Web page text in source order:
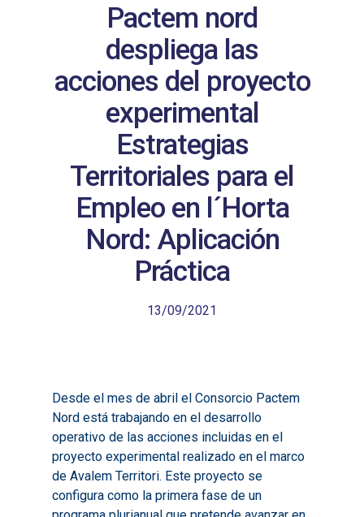
Pactem nord
despliega las
acciones del proyecto
experimental
Estrategias
Territoriales para el
Empleo en l´Horta
Nord: Aplicación
Práctica
13/09/2021
Desde el mes de abril el Consorcio Pactem
Nord está trabajando en el desarrollo
operativo de las acciones incluidas en el
proyecto experimental realizado en el marco
de Avalem Territori. Este proyecto se
configura como la primera fase de un